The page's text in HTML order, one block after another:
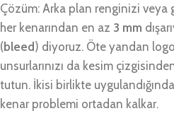
Çözüm: Arka plan renginizi
her kenarından en az 3 mm
(bleed) diyoruz. Öte yandan
unsurlarınızı da kesim
tutun. İkisi birlikte
kenar problemi ortadan kalkar.